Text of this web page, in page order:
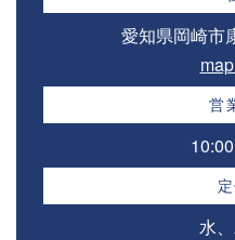
愛知県岡崎市
営
水